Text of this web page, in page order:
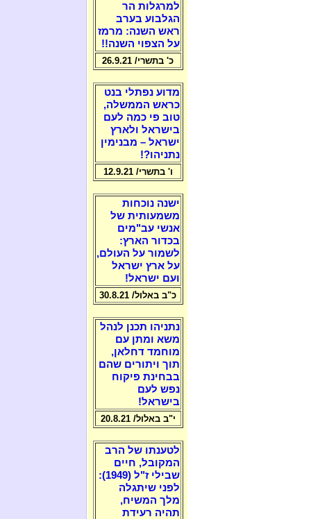
למרגלות הר
הגלבוע בערב
ראש השנה: מרמז
על הצפוי השנה!!
כ' בתשרי/ 26.9.21
מדוע נפתלי בנט
כראש הממשלה,
טוב פי כמה לעם
בישראל ולארץ
ישראל – מבנימין
נתניהו?!
ו' בתשרי/ 12.9.21
ישנה נוכחות
משמעותית של
אנשי עב"מים
בכדור הארץ:
לשמור על העולם,
על ארץ ישראל
ועם ישראל!
כ"ב באלול/ 30.8.21
נתניהו תכנן לנהל
משא ומתן עם
מוחמד דחלאן,
תוך ויתורים שהם
בבחינת פיקוח
נפש לעם
בישראל!
י"ב באלול/ 20.8.21
לטענתו של הרב
המקובל, חיים
שבילי ז"ל (1949):
לפני שיתגלה
מלך המשיח,
תהיה רעידת